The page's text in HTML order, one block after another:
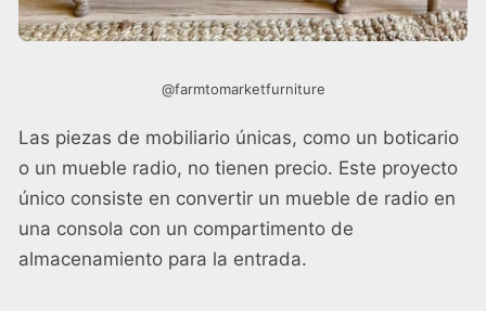
@farmtomarketfurniture
Las piezas de mobiliario únicas, como un boticario
o un mueble radio, no tienen precio. Este proyecto
único consiste en convertir un mueble de radio en
una consola con un compartimento de
almacenamiento para la entrada.